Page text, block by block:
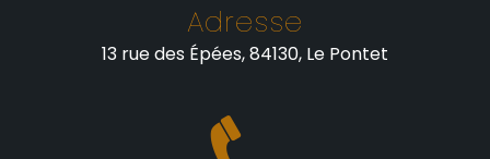
Adresse
13 rue des Épées, 84130, Le Pontet